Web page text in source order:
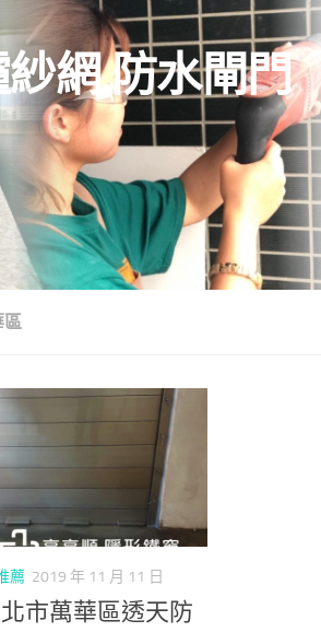
網.防水閘門
區
薦 2019 年 11 月 11 日
市萬華區透天防